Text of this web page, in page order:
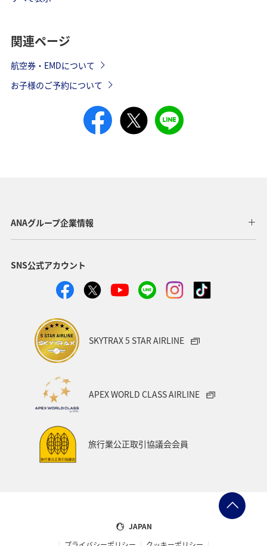
関連ページ
航空券・EMDについて
お子様のご予約について
ANAグループ企業情報
SNS公式アカウント
SKYTRAX 5 STAR AIRLINE
APEX WORLD CLASS AIRLINE
旅行業公正取引協議会会員
JAPAN